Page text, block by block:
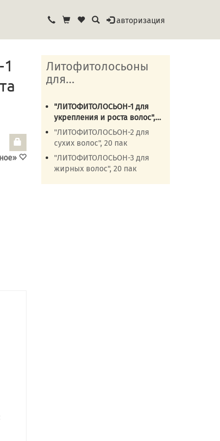
авторизация
Литофитолосьоны
для...
"ЛИТОФИТОЛОСЬОН-1 для
укрепления и роста волос",...
"ЛИТОФИТОЛОСЬОН-2 для
сухих волос", 20 пак
"ЛИТОФИТОЛОСЬОН-3 для
жирных волос", 20 пак